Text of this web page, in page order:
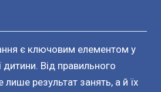
є ключовим елементом у
Від правильного
результат занять, а й їх